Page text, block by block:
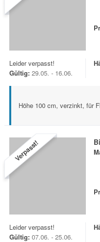
Leider verpasst!
Gültig: 29.05. - 16.06.
Höhe 100 cm, verzinkt, für
Verpasst!
Leider verpasst!
Gültig: 07.06. - 25.06.